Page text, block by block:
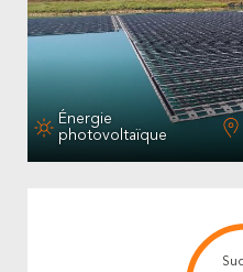
Énergie
photovoltaïque